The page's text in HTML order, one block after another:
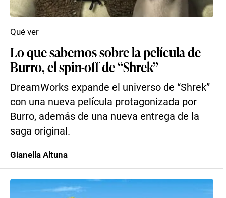
Lo que sabemos sobre la película de
Burro, el spin-off de “Shrek”
DreamWorks expande el universo de “Shrek”
con una nueva película protagonizada por
Burro, además de una nueva entrega de la
saga original.
Qué ver
Gianella Altuna